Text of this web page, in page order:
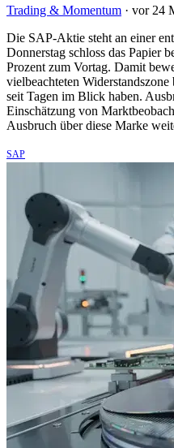
Trading & Momentum · vor 24
Die SAP-Aktie steht an einer
Donnerstag schloss das Papier
Prozent zum Vortag. Damit
vielbeachteten
seit Tagen im Blick haben.
Einschätzung von
Ausbruch über diese Marke
SAP